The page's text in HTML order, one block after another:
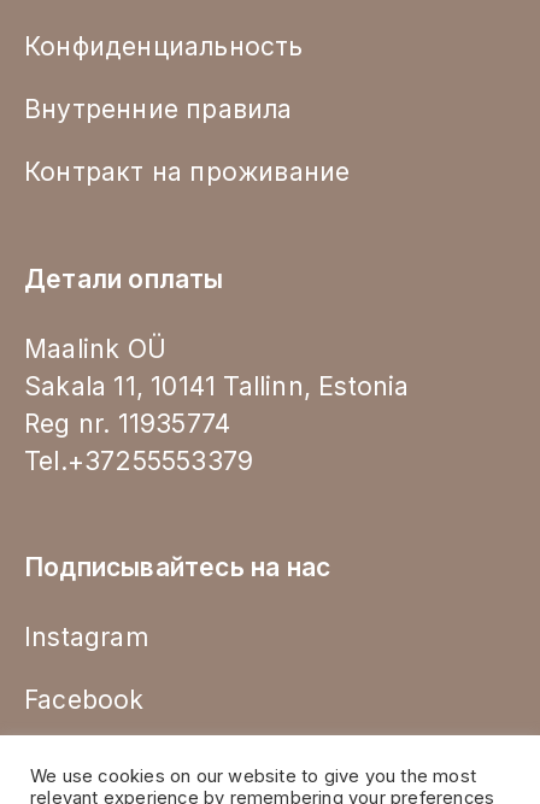
Конфиденциальность
Внутренние правила
Контракт на проживание
Детали оплаты
Maalink OÜ
Sakala 11, 10141 Tallinn, Estonia
Reg nr. 11935774
Tel.+37255553379
Подписывайтесь на нас
Instagram
Facebook
We use cookies on our website to give you the most
relevant experience by remembering your preferences